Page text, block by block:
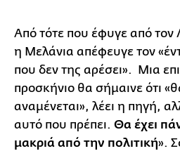
Από τότε που έφυγε από τον
η Μελάνια απέφευγε τον
που δεν της αρέσει». Μια
προσκήνιο θα σήμαινε ότι
αναμένεται», λέει η πηγή,
αυτό που πρέπει. Θα έχει
μακριά από την πολιτική».